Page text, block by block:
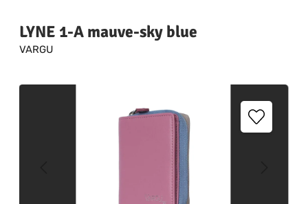
LYNE 1-A mauve-sky blue
VARGU
Bildergalerie überspringen